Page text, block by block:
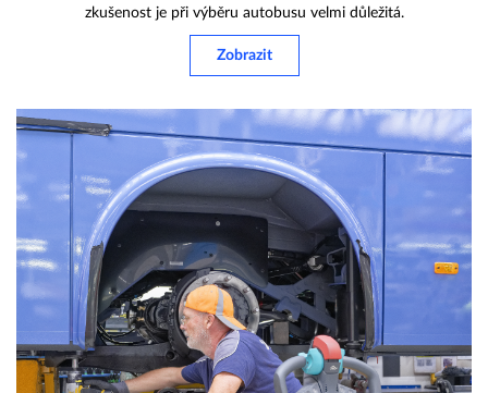
zkušenost je při výběru autobusu velmi důležitá.
Zobrazit